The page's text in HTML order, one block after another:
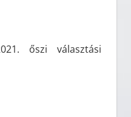
őszi választási